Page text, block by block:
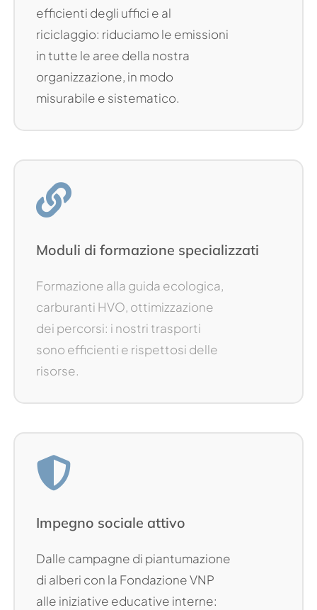
efficienti degli uffici e al
riciclaggio: riduciamo le emissioni
in tutte le aree della nostra
organizzazione, in modo
misurabile e sistematico.
Moduli di formazione specializzati
Formazione alla guida ecologica,
carburanti HVO, ottimizzazione
dei percorsi: i nostri trasporti
sono efficienti e rispettosi delle
risorse.
Impegno sociale attivo
Dalle campagne di piantumazione
di alberi con la Fondazione VNP
alle iniziative educative interne: